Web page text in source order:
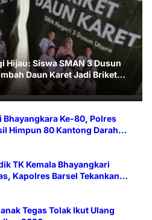
Hijau: Siswa SMAN 3 Dusun
Daun Karet Jadi Briket
Bhayangkara Ke-80, Polres
Himpun 80 Kantong Darah
Darah
TK Kemala Bhayangkari
Kapolres Barsel Tekankan
Tegas Tolak Ikut Ulang